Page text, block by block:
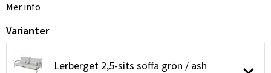
Mer info
Varianter
Lerberget 2,5-sits soffa grön / ash